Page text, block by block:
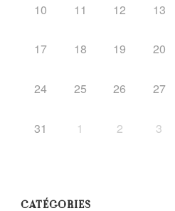
10 11 12 13
17 18 19 20
24 25 26 27
31 1 2 3
CATÉGORIES